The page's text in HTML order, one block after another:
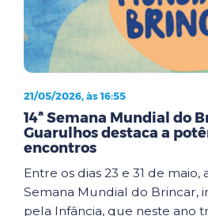
21/05/2026, às 16:55
14ª Semana Mundial do
Guarulhos destaca a
encontros
Entre os dias 23 e 31 de maio,
Semana Mundial do Brincar,
pela Infância, que neste ano